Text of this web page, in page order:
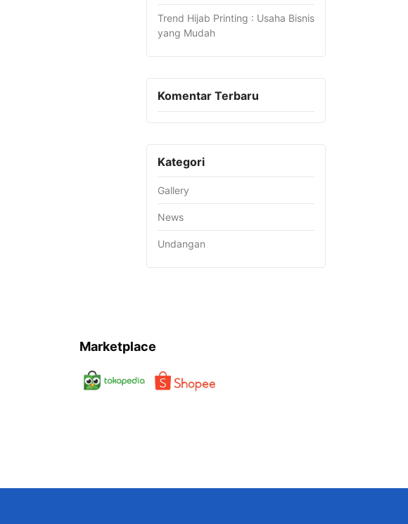
Trend Hijab Printing : Usaha Bisnis
yang Mudah
Komentar Terbaru
Kategori
Gallery
News
Undangan
Marketplace